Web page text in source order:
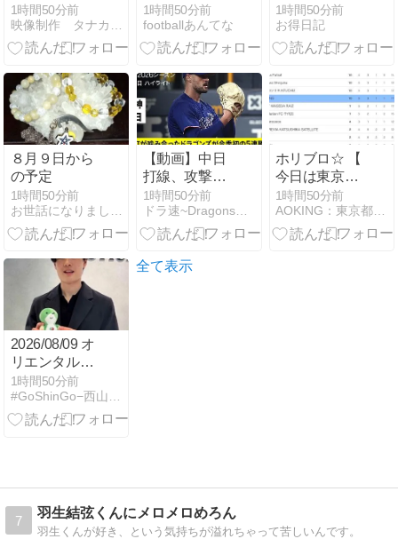
1時間50分前
3000m10分の
俺に向いてる
サッカーのポ
ｗｗｗｗ
1時間50分前
footballあんてな
1時間50分前
お得日記
８月９日から
の予定
1時間50分前
【動画】中日
打線、攻撃の
手を緩めず本
日7得点！サ
ノーと石川が
ーヒット！
1時間50分前
ドラ速~Dragons速報~
ホリブロ☆ 【
今日は東京都
リーグです 】
2026/8/9(日)
1時間50分前
AOKING：東京都港区のフットサル団体
2026/08/09 オ
リエンタルバ
イオ（西山選
手メッセー
ジ）
1時間50分前
全て表示
7
羽生結弦くんにメロメロめろん
羽生くんが好き、という気持ちが溢れちゃって苦しいんです。